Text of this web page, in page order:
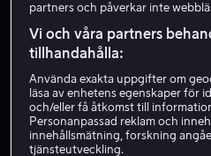
HD
Hyr
Köp
partners och påverkar inte
Vi och våra partners
tillhandahålla:
Använda exakta uppgifter om
läsa av enhetens egenskaper för
och/eller få åtkomst till
Personanpassad reklam och
innehållsmätning, forskning
tjänsteutveckling.